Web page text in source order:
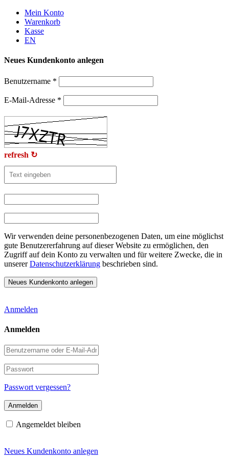
Weiter
zum
Inhalt
Mein Konto
Warenkorb
Kasse
EN
Neues Kundenkonto anlegen
Benutzername *
E-Mail-Adresse *
refresh ↻
Wir verwenden deine personenbezogenen Daten, um eine möglichst
gute Benutzererfahrung auf dieser Website zu ermöglichen, den
Zugriff auf dein Konto zu verwalten und für weitere Zwecke, die in
unsererDatenschutzerklärung beschrieben sind.
Anmelden
Anmelden
Benutzername
oder
E-
Mail-
Adresse
Passwort
Passwort vergessen?
Angemeldet bleiben
Neues Kundenkonto anlegen